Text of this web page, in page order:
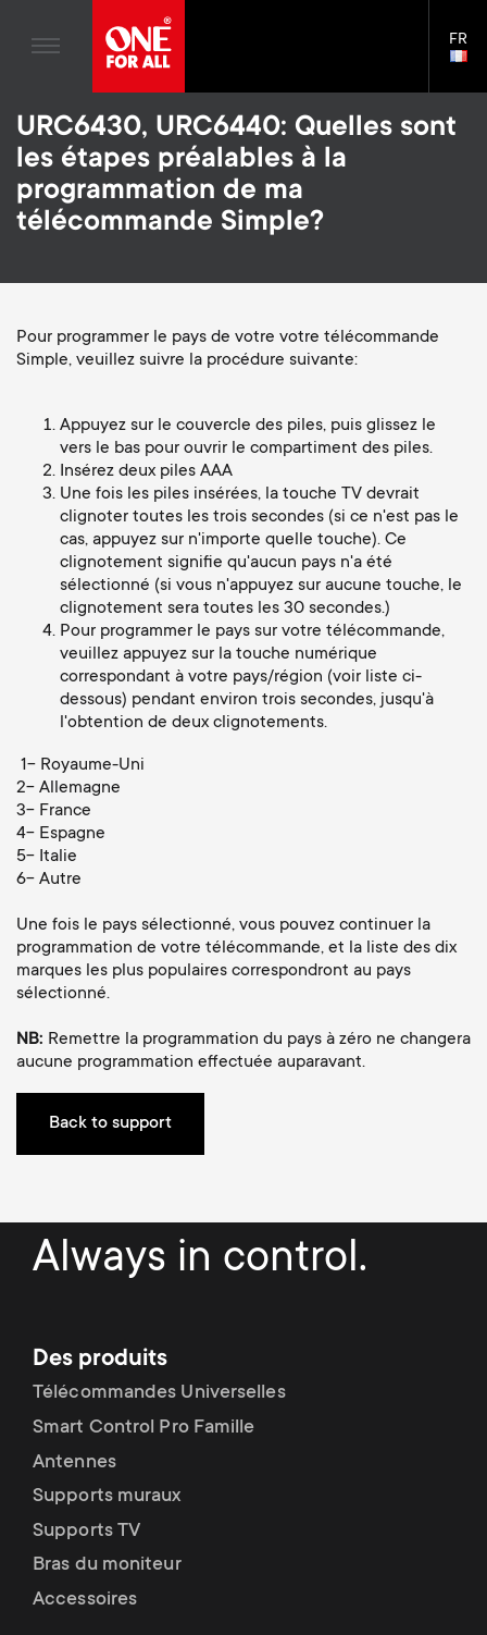
main
content
v
g
a
t
Supports Muraux
Supports TV
Bras de moniteur
Gaming Bras de moniteur
S
e
c
o
n
d
a
r
y
p
r
o
d
u
c
s
m
n
u
Accessoires de Montage
Accessoires pour le bras du moniteur
Supports pour barre de son
Gestion des câbles
Divertissement à domicile
Gaming
Blogs
House Stories
Durabilité
A propos One For All
Assistance
Télécommandes Universelles
Antennes
Supports Muraux
S
c
o
n
d
a
r
y
s
u
p
p
o
r
t
e
u
Assistance générale
FR
URC6430, URC6440: Quelles sont
les étapes préalables à la
programmation de ma
télécommande Simple?
Pour programmer le pays de votre votre télécommande
Simple, veuillez suivre la procédure suivante:
Appuyez sur le couvercle des piles, puis glissez le
vers le bas pour ouvrir le compartiment des piles.
Insérez deux piles AAA
Une fois les piles insérées, la touche TV devrait
clignoter toutes les trois secondes (si ce n'est pas le
cas, appuyez sur n'importe quelle touche). Ce
clignotement signifie qu'aucun pays n'a été
sélectionné (si vous n'appuyez sur aucune touche, le
clignotement sera toutes les 30 secondes.)
Pour programmer le pays sur votre télécommande,
veuillez appuyez sur la touche numérique
correspondant à votre pays/région (voir liste ci-
dessous) pendant environ trois secondes, jusqu'à
l'obtention de deux clignotements.
1- Royaume-Uni
2- Allemagne
3- France
4- Espagne
5- Italie
6- Autre
Une fois le pays sélectionné, vous pouvez continuer la
programmation de votre télécommande, et la liste des dix
marques les plus populaires correspondront au pays
sélectionné.
NB: Remettre la programmation du pays à zéro ne changera
aucune programmation effectuée auparavant.
Back to support
Always in control.
Des produits
Télécommandes Universelles
Smart Control Pro Famille
Antennes
Supports muraux
Supports TV
Bras du moniteur
Accessoires